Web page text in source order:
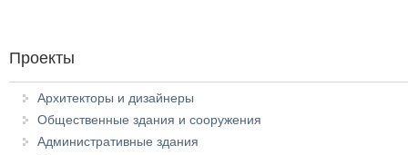
Проекты
Архитекторы и дизайнеры
Общественные здания и сооружения
Административные здания